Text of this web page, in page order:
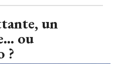
un
ou
?